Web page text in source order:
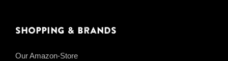
Shopping & Brands
Our Amazon-Store